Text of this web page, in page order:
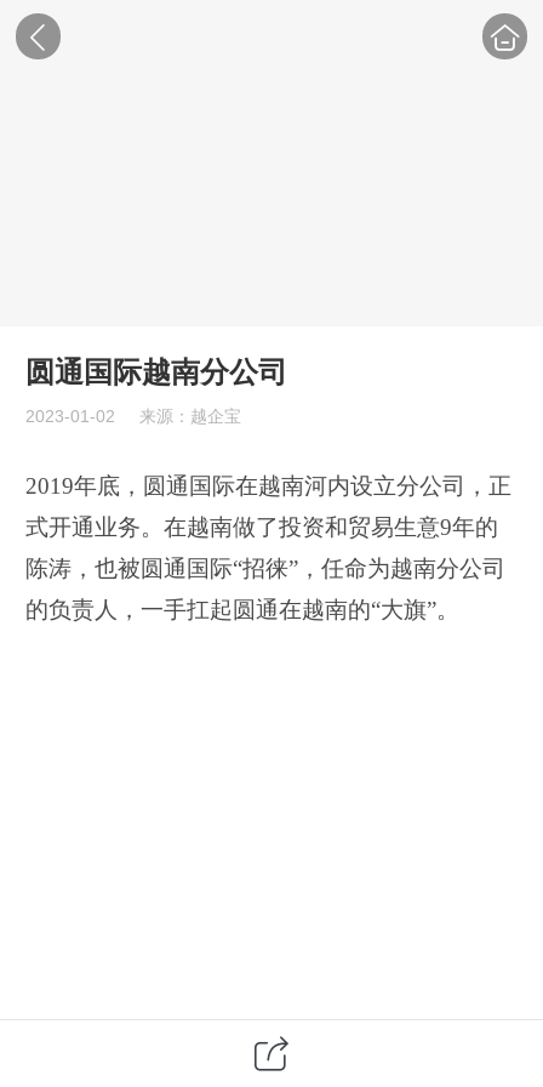
圆通国际越南分公司
2023-01-02 来源：越企宝
2019年底，圆通国际在越南河内设立分公司，正
式开通业务。在越南做了投资和贸易生意9年的
陈涛，也被圆通国际“招徕”，任命为越南分公司
的负责人，一手扛起圆通在越南的“大旗”。